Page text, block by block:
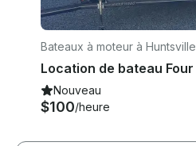
Bateaux à moteur à Huntsville
Nouveau
$100/heure